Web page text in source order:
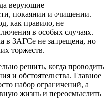
верующие
покаянии и очищении.
как правило, не
в особых случаях.
в ЗАГСе не запрещена, но
торжеств.
решить, когда проводить
и обстоятельства. Главное
набор ограничений, а
жизнь и переосмыслить